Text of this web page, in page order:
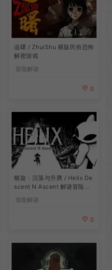
追曙 / ZhuiShu 横版民俗恐怖
解密游戏
冒险解谜
0
螺旋：沉落与升腾 / Helix De
scent N Ascent 解谜冒险游
冒险解谜
0